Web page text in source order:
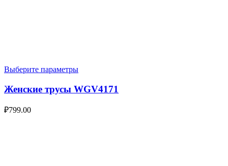
Выберите параметры
Женские трусы WGV4171
₽799.00